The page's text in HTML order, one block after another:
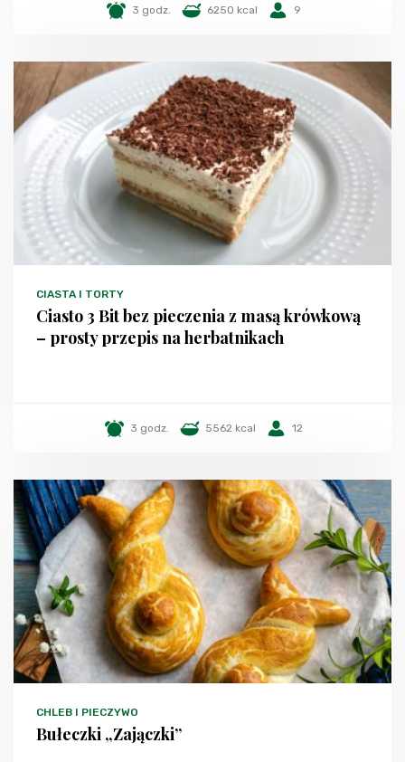
3 godz. 6250 kcal 9
CIASTA I TORTY
Ciasto 3 Bit bez pieczenia z masą krówkową
– prosty przepis na herbatnikach
3 godz. 5562 kcal 12
CHLEB I PIECZYWO
Bułeczki „Zajączki”